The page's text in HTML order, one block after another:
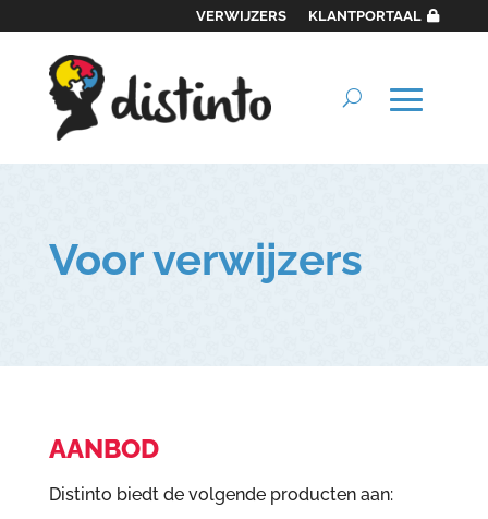
VERWIJZERS KLANTPORTAAL
Voor verwijzers
AANBOD
Distinto biedt de volgende producten aan: